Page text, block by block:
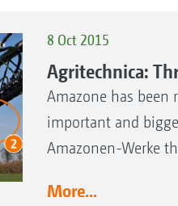
8 Oct 2015
Agritechnica:
Amazone has been
important and
Amazonen-Werke
More...